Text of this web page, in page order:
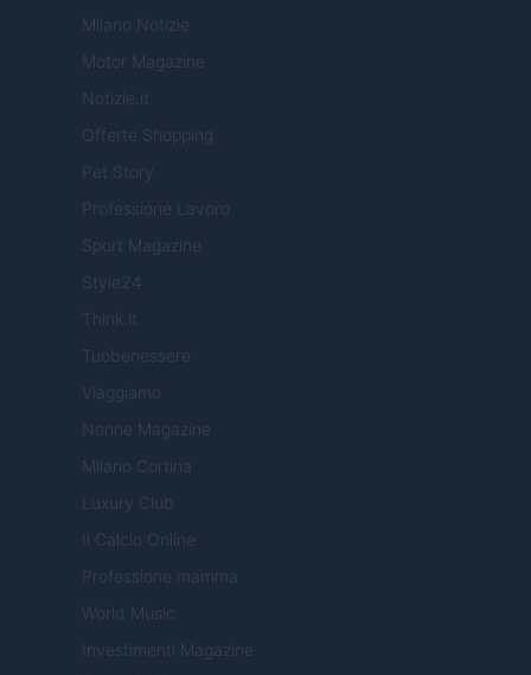
Milano Notizie
Motor Magazine
Notizie.it
Offerte Shopping
Pet Story
Professione Lavoro
Sport Magazine
Style24
Think.it
Tuobenessere
Viaggiamo
Nonne Magazine
Milano Cortina
Luxury Club
Il Calcio Online
Professione mamma
World Music
Investimenti Magazine